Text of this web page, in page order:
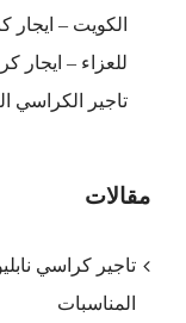
الكويت –
للعزاء –
تاجير الكراسي
مقالات
تاجير كراسي
المناسبات